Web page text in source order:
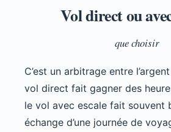
Vol direct ou
que choisir
C’est un arbitrage entre
vol direct fait gagner des
le vol avec escale fait souvent
échange d’une journée de